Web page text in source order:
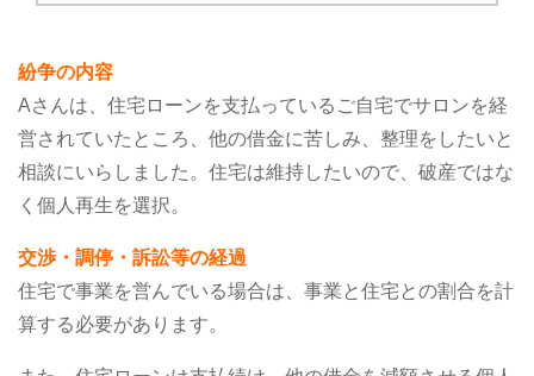
紛争の内容
Aさんは、住宅ローンを支払っているご自宅でサロンを経
営されていたところ、他の借金に苦しみ、整理をしたいと
相談にいらしました。住宅は維持したいので、破産ではな
く個人再生を選択。
交渉・調停・訴訟等の経過
住宅で事業を営んでいる場合は、事業と住宅との割合を計
算する必要があります。